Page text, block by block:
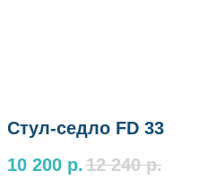
Стул-седло FD 33
10 200 р.12 240 р.